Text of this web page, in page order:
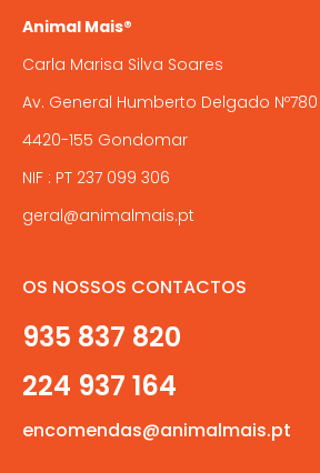
Animal Mais®
Carla Marisa Silva Soares
Av. General Humberto Delgado Nº780
4420-155 Gondomar
NIF : PT 237 099 306
geral@animalmais.pt
OS NOSSOS CONTACTOS
935 837 820
224 937 164
encomendas@animalmais.pt